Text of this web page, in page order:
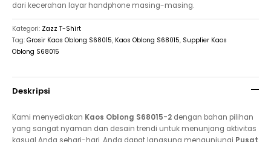
dari kecerahan layar handphone masing-masing.
Kategori: Zazz T-Shirt
Tag: Grosir Kaos Oblong S68015, Kaos Oblong S68015, Supplier Kaos
Oblong S68015
Deskripsi
Kami menyediakan Kaos Oblong S68015-2 dengan bahan pilihan
yang sangat nyaman dan desain trendi untuk menunjang aktivitas
kasual Anda sehari-hari. Anda dapat langsung mengunjungi Pusat